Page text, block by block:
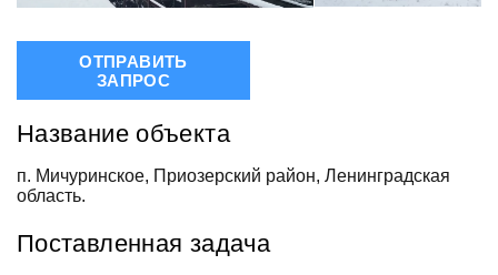
ОТПРАВИТЬ
ЗАПРОС
Название объекта
п. Мичуринское, Приозерский район, Ленинградская
область.
Поставленная задача